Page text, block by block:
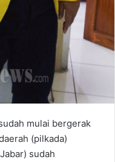
mulai bergerak
(pilkada)
sudah